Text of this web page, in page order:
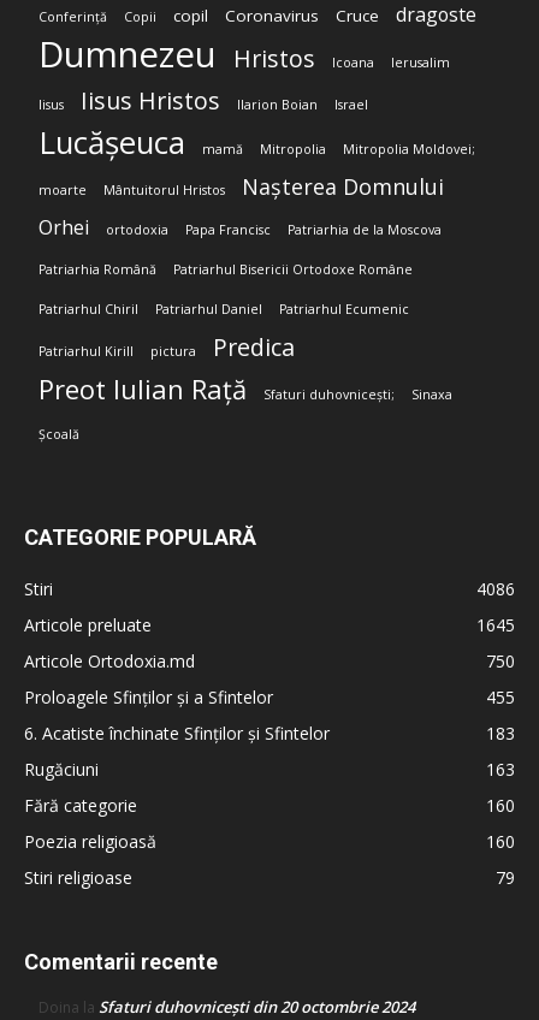
Conferință Copii copil Coronavirus Cruce dragoste
Dumnezeu Hristos Icoana Ierusalim
Iisus Iisus Hristos Ilarion Boian Israel
Lucășeuca mamă Mitropolia Mitropolia Moldovei;
moarte Mântuitorul Hristos Nașterea Domnului
Orhei ortodoxia Papa Francisc Patriarhia de la Moscova
Patriarhia Română Patriarhul Bisericii Ortodoxe Române
Patriarhul Chiril Patriarhul Daniel Patriarhul Ecumenic
Patriarhul Kirill pictura Predica
Preot Iulian Rață Sfaturi duhovnicești; Sinaxa
Școală
CATEGORIE POPULARĂ
Stiri
4086
Articole preluate
1645
Articole Ortodoxia.md
750
Proloagele Sfinților și a Sfintelor
455
6. Acatiste închinate Sfinților și Sfintelor
183
Rugăciuni
163
Fără categorie
160
Poezia religioasă
160
Stiri religioase
79
Comentarii recente
Doina la Sfaturi duhovnicești din 20 octombrie 2024